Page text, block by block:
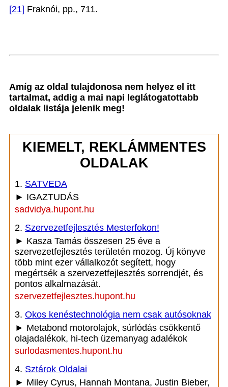
[21] Fraknói, pp., 711.
Amíg az oldal tulajdonosa nem helyez el itt
tartalmat, addig a mai napi leglátogatottabb
oldalak listája jelenik meg!
KIEMELT, REKLÁMMENTES
OLDALAK
1. SATVEDA
► IGAZTUDÁS
sadvidya.hupont.hu
2. Szervezetfejlesztés Mesterfokon!
► Kasza Tamás összesen 25 éve a
szervezetfejlesztés területén mozog. Új könyve
több mint ezer vállalkozót segített, hogy
megértsék a szervezetfejlesztés sorrendjét, és
pontos alkalmazását.
szervezetfejlesztes.hupont.hu
3. Okos kenéstechnológia nem csak autósoknak
► Metabond motorolajok, súrlódás csökkentő
olajadalékok, hi-tech üzemanyag adalékok
surlodasmentes.hupont.hu
4. Sztárok Oldalai
► Miley Cyrus, Hannah Montana, Justin Bieber,